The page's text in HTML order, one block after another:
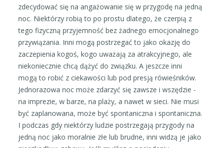
zdecydować się na angażowanie się w przygodę na jedną
noc. Niektórzy robią to po prostu dlatego, że czerpią z
tego fizyczną przyjemność bez żadnego emocjonalnego
przywiązania. Inni mogą postrzegać to jako okazję do
zaczepienia kogoś, kogo uważają za atrakcyjnego, ale
niekoniecznie chcą dążyć do związku. A jeszcze inni
mogą to robić z ciekawości lub pod presją rówieśników.
Jednorazowa noc może zdarzyć się zawsze i wszędzie -
na imprezie, w barze, na plaży, a nawet w sieci. Nie musi
być zaplanowana, może być spontaniczna i spontaniczna.
I podczas gdy niektórzy ludzie postrzegają przygody na
jedną noc jako moralnie złe lub brudne, inni widzą je jako